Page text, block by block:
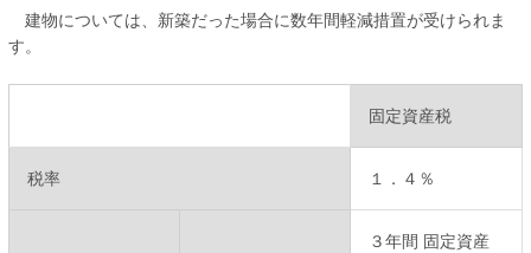
建物については、新築だった場合に数年間軽減措置が受けられま
す。
固定資産税
税率 １．４％
３年間 固定資産